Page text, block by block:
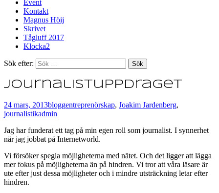
Event
Kontakt
Magnus Höij
Skrivet
Tågluff 2017
Klocka2
Sök efter:
Journalistuppdraget
24 mars, 2013bloggentreprenörskap, Joakim Jardenberg,
journalistikadmin
Jag har funderat ett tag på min egen roll som journalist. I synnerhet
när jag jobbat på Internetworld.
Vi försöker spegla möjligheterna med nätet. Och det ligger att lägga
mer fokus på möjligheterna än på hindren. Vi tror att våra läsare är
ute efter just dessa möjligheter och i mindre utsträckning letar efter
hindren.